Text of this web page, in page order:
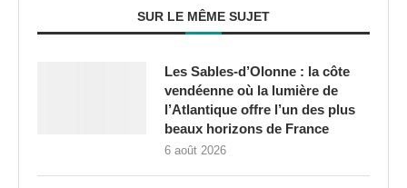
SUR LE MÊME SUJET
Les Sables-d’Olonne : la côte
vendéenne où la lumière de
l’Atlantique offre l’un des plus
beaux horizons de France
6 août 2026